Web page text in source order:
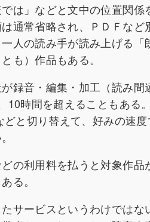
は」などと文中の位置関
通常省略され、ＰＤＦな
人の読み手が読み上げる
も）作品もある。
録音・編集・加工（読み
10時間を超えることもある
と切り替えて、好みの速
の利用料を払うと対象作
る。
サービスというわけでは